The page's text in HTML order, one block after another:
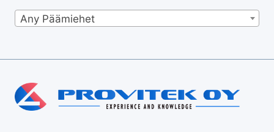
Any Päämiehet